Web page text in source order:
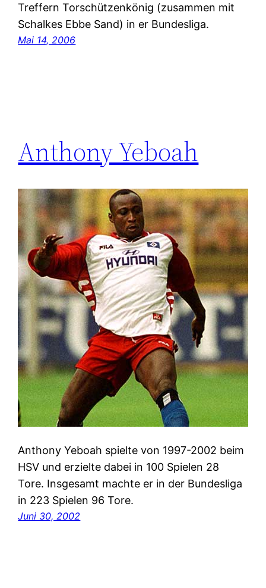
Treffern Torschützenkönig (zusammen mit
Schalkes Ebbe Sand) in er Bundesliga.
Mai 14, 2006
Anthony Yeboah
Anthony Yeboah spielte von 1997-2002 beim
HSV und erzielte dabei in 100 Spielen 28
Tore. Insgesamt machte er in der Bundesliga
in 223 Spielen 96 Tore.
Juni 30, 2002